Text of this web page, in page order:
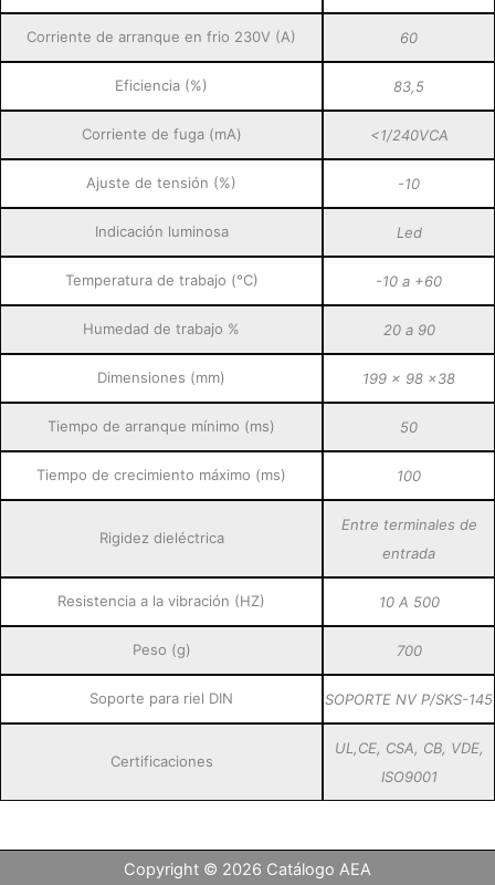
Corriente de arranque en frio 230V (A) 60
Eficiencia (%) 83,5
Corriente de fuga (mA) <1/240VCA
Ajuste de tensión (%) -10
Indicación luminosa Led
Temperatura de trabajo (°C) -10 a +60
Humedad de trabajo % 20 a 90
Dimensiones (mm) 199 x 98 x38
Tiempo de arranque mínimo (ms) 50
Tiempo de crecimiento máximo (ms) 100
Rigidez dieléctrica
Entre terminales de
entrada
Resistencia a la vibración (HZ) 10 A 500
Peso (g) 700
Soporte para riel DIN SOPORTE NV P/SKS-145
Certificaciones
UL,CE, CSA, CB, VDE,
ISO9001
Copyright © 2026 Catálogo AEA